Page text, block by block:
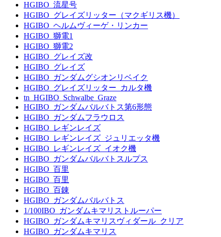
HGIBO_流星号
HGIBO_グレイズリッター（マクギリス機）
HGIBO_ヘルムヴィーゲ・リンカー
HGIBO_獅電1
HGIBO_獅電2
HGIBO_グレイズ改
HGIBO_グレイズ
HGIBO_ガンダムグシオンリベイク
HGIBO_グレイズリッター_カルタ機
tn_HGIBO_Schwalbe_Graze
HGIBO_ガンダムバルバトス第6形態
HGIBO_ガンダムフラウロス
HGIBO_レギンレイズ
HGIBO_レギンレイズ_ジュリエッタ機
HGIBO_レギンレイズ_イオク機
HGIBO_ガンダムバルバトスルプス
HGIBO_百里
HGIBO_百里
HGIBO_百錬
HGIBO_ガンダムバルバトス
1/100IBO_ガンダムキマリストルーパー
HGIBO_ガンダムキマリスヴィダール_クリア
HGIBO_ガンダムキマリス